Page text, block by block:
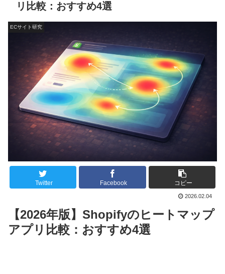
リ比較：おすすめ4選
ECサイト研究
Twitter Facebook コピー
2026.02.04
【2026年版】Shopifyのヒートマップ
アプリ比較：おすすめ4選